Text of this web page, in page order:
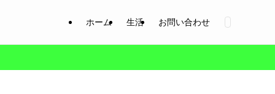
ホーム 生活 お問い合わせ